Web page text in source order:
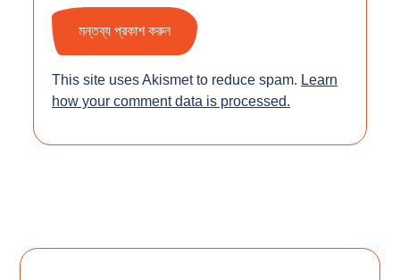
This site uses Akismet to reduce spam. Learn
how your comment data is processed.